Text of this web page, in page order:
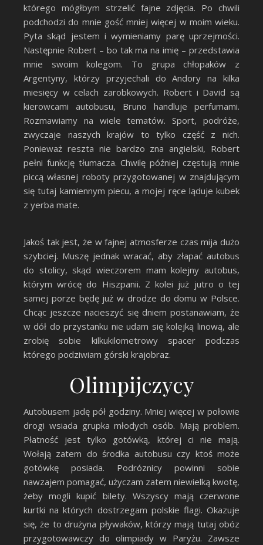
którego mógłbym strzelić fajne zdjęcia. Po chwili
podchodzi do mnie gość mniej więcej w moim wieku.
Pyta skąd jestem i wymieniamy parę uprzejmości.
Następnie Robert – bo tak ma na imię – przedstawia
mnie swoim kolegom. To grupa chłopaków z
Argentyny, którzy przyjechali do Andory na kilka
miesięcy w celach zarobkowych. Robert i David są
kierowcami autobusu, Bruno handluje perfumami.
Rozmawiamy na wiele tematów. Sport, podróże,
zwyczaje naszych krajów to tylko część z nich.
Ponieważ reszta nie bardzo zna angielski, Robert
pełni funkcję tłumacza. Chwilę później częstują mnie
piccą własnej roboty przygotowanej w znajdującym
się tutaj kamiennym piecu, a mojej ręce ląduje kubek
z yerba mate.
Jakoś tak jest, że w fajnej atmosferze czas mija dużo
szybciej. Muszę jednak wracać, aby złapać autobus
do stolicy, skąd wieczorem mam kolejny autobus,
którym wrócę do Hiszpanii. Z kolei już jutro o tej
samej porze będę już w drodze do domu w Polsce.
Chcąc jeszcze nacieszyć się dniem postanawiam, że
w dół do przystanku nie udam się kolejką linową, ale
zrobię sobie kilkukilometrowy spacer podczas
którego podziwiam górski krajobraz.
Olimpijczycy
Autobusem jadę pół godziny. Mniej więcej w połowie
drogi wsiada grupka młodych osób. Mają problem.
Płatność jest tylko gotówką, której ci nie mają.
Wołają zatem do środka autobusu czy ktoś może
gotówkę posiada. Podróznicy powinni sobie
nawzajem pomagać, użyczam zatem niewielką kwotę,
żeby mogli kupić bilety. Wszyscy mają czerwone
kurtki na których dostrzegam polskie flagi. Okazuje
się, że to drużyna pływaków, którzy mają tutaj obóz
przygotowawczy do olimpiady w Paryżu. Zawsze